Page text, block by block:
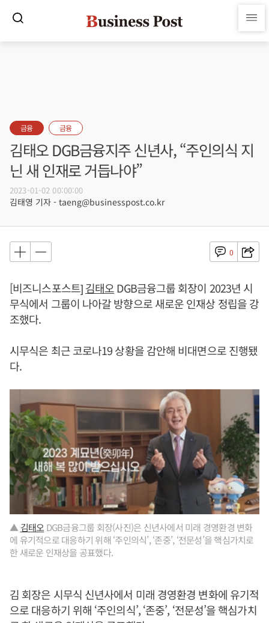
금융 금융
김태오 DGB금융지주 신년사, “주인의식 지
닌 새 인재로 거듭나야”
2023-01-02 00:00:00
김태영 기자 - taeng@businesspost.co.kr
0
[비즈니스포스트]김태오DGB금융그룹 회장이 2023년 시
무식에서 그룹이 나아갈 방향으로 새로운 인재상 정립을 강
조했다.
시무식은 최근 코로나19 상황을 감안해 비대면으로 진행됐
다.
▲ 김태오 DGB금융그룹 회장(사진)은 신년사에서 미래 경영환경 변화
에 유기적으로 대응하기 위해 ‘주인의식’, ‘존중’, ‘전문성’을 핵심가치로
한 새로운 인재상을 공표했다.
김 회장은 시무식 신년사에서 미래 경영환경 변화에 유기적
으로 대응하기 위해 ‘주인의식’, ‘존중’, ‘전문성’을 핵심가치